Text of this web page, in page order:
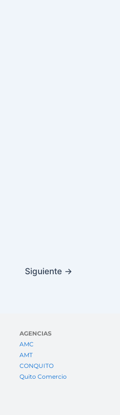
Siguiente →
AGENCIAS
AMC
AMT
CONQUITO
Quito Comercio